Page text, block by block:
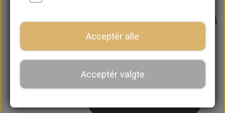
Forventet leveringstid:Varen er på
lager. 1-2 dages leveringstid
− +
Acceptér alle
Acceptér valgte